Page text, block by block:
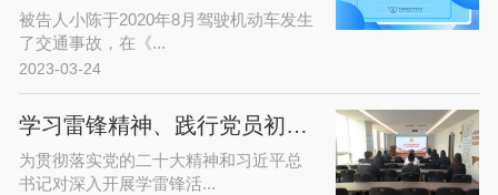
被告人小陈于2020年8月驾驶机动车发生
了交通事故，在《...
2023-03-24
学习雷锋精神、践行党员初心——唯辩律师事务所开展党日活动
为贯彻落实党的二十大精神和习近平总
书记对深入开展学雷锋活...